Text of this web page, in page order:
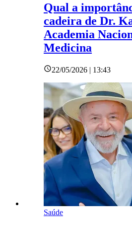
Qual a
cadeira de Dr.
Academia
Medicina
22/05/2026 | 13:43
Saúde